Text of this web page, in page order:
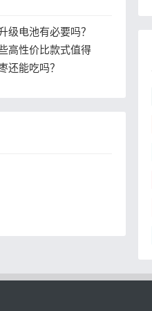
级电池有必要吗？
高性价比款式值得
还能吃吗？